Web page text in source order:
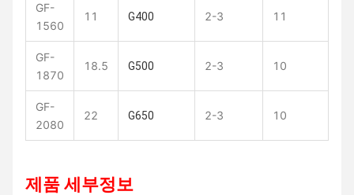
GF-
1560
11 G400 2-3 11
GF-
1870
18.5 G500 2-3 10
GF-
2080
22 G650 2-3 10
제품 세부정보